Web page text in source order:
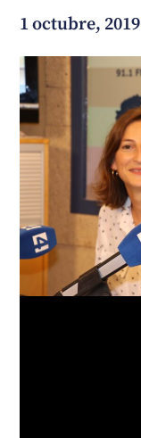
1 octubre, 2019